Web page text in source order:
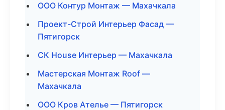
ООО Контур Монтаж — Махачкала
Проект-Строй Интерьер Фасад —
Пятигорск
СК House Интерьер — Махачкала
Мастерская Монтаж Roof —
Махачкала
ООО Кров Ателье — Пятигорск